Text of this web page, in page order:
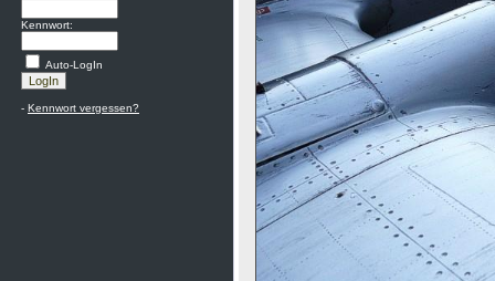
Kennwort:
Auto-LogIn
- Kennwort vergessen?